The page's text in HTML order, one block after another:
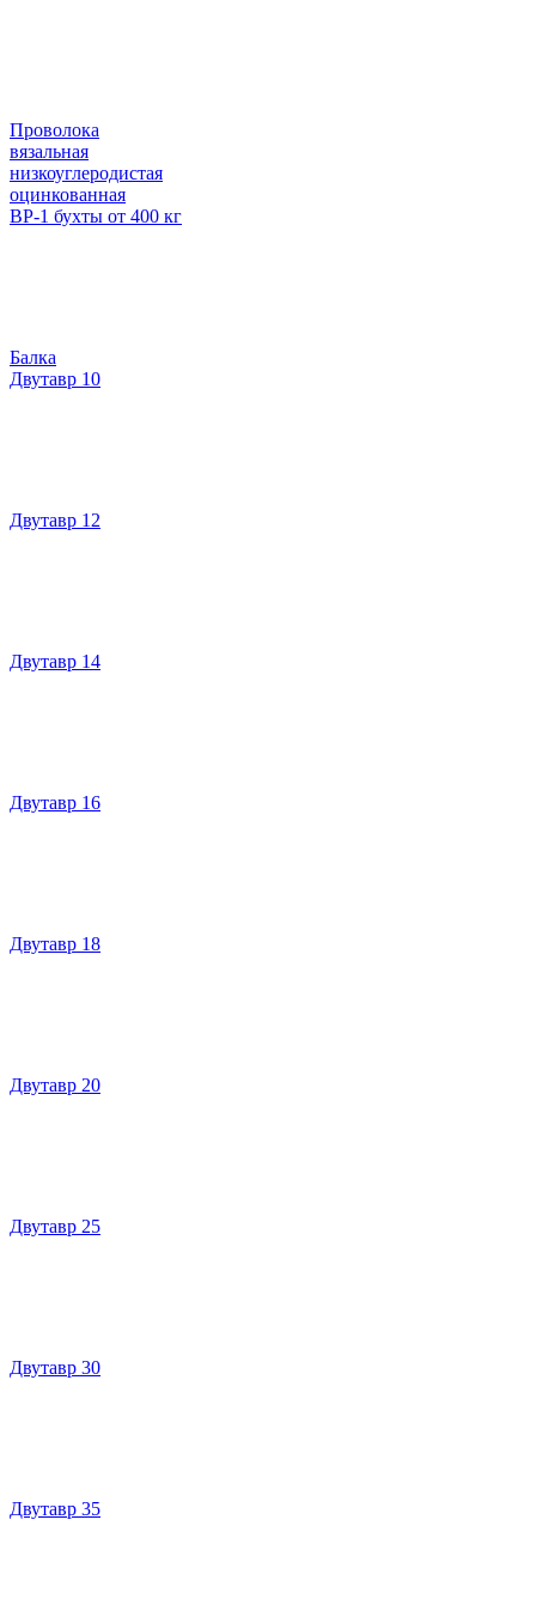
Проволока
вязальная
низкоуглеродистая
оцинкованная
ВР-1 бухты от 400 кг
Балка
Двутавр 10
Двутавр 12
Двутавр 14
Двутавр 16
Двутавр 18
Двутавр 20
Двутавр 25
Двутавр 30
Двутавр 35